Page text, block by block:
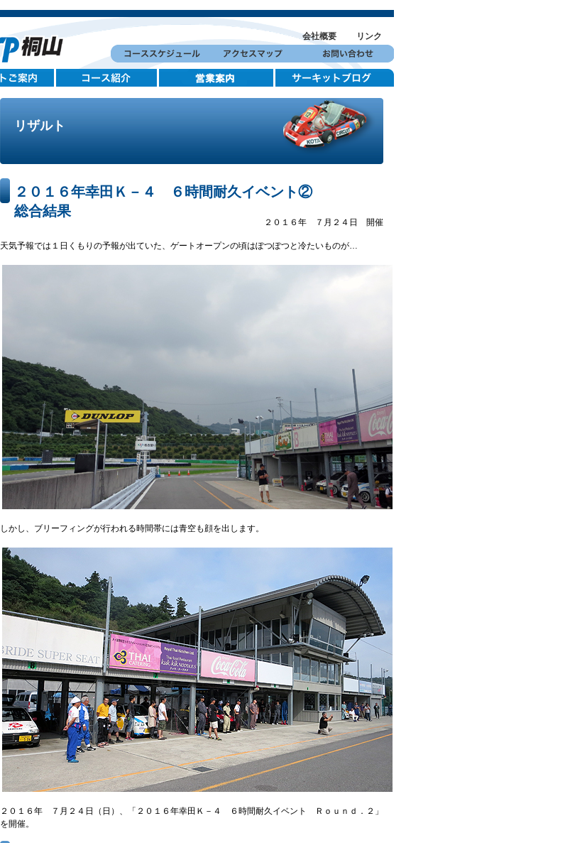
リンク
会社概要
リザルト
２０１６年幸田Ｋ－４ ６時間耐久イベント②
総合結果
２０１６年 ７月２４日 開催
天気予報では１日くもりの予報が出ていた、ゲートオープンの頃はぽつぽつと冷たいものが…
しかし、ブリーフィングが行われる時間帯には青空も顔を出します。
２０１６年 ７月２４日（日）、「２０１６年幸田Ｋ－４ ６時間耐久イベント Ｒｏｕｎｄ．２」
を開催。